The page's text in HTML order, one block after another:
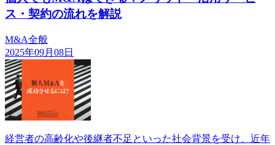
ス・契約の流れを解説
M&A全般
2025年09月08日
経営者の高齢化や後継者不足といった社会背景を受け、近年